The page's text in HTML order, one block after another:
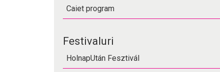
Caiet program
Festivaluri
HolnapUtán Fesztivál